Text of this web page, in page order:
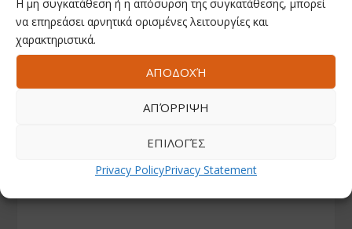
Η μη συγκατάθεση ή η απόσυρση της συγκατάθεσης, μπορεί
να επηρεάσει αρνητικά ορισμένες λειτουργίες και
χαρακτηριστικά.
ΑΠΟΔΟΧΉ
ΑΠΌΡΡΙΨΗ
ΕΠΙΛΟΓΈΣ
Privacy PolicyPrivacy Statement